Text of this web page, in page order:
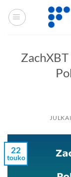
Siirry
sisältöön
22
touko